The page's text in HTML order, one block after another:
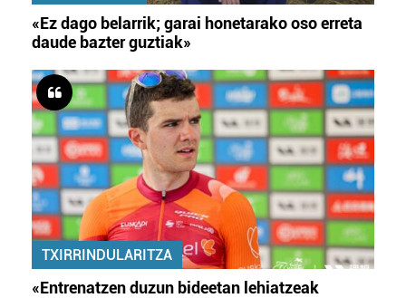
«Ez dago belarrik; garai honetarako oso erreta
daude bazter guztiak»
TXIRRINDULARITZA
«Entrenatzen duzun bideetan lehiatzeak